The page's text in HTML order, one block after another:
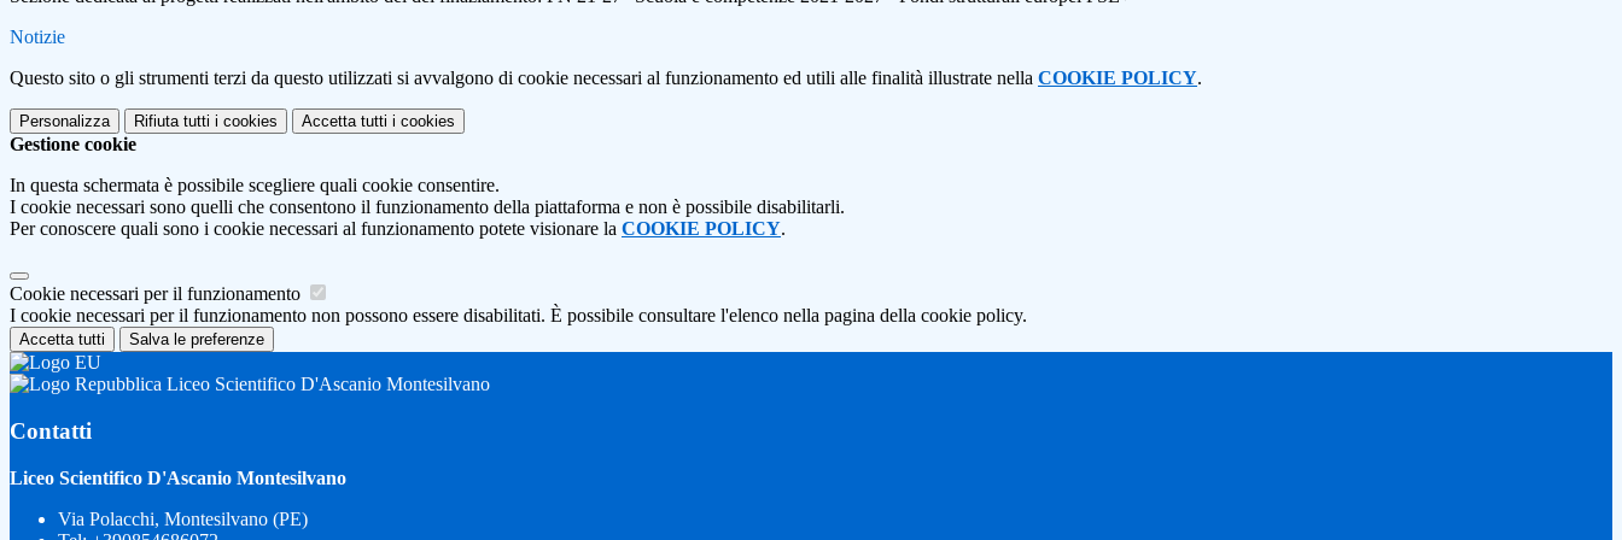
Notizie
Questo sito o gli strumenti terzi da questo utilizzati si avvalgono di cookie necessari al funzionamento ed utili alle finalità illustrate nella COOKIE POLICY.
Personalizza Rifiuta tutti i cookies Accetta tutti i cookies
Gestione cookie
In questa schermata è possibile scegliere quali cookie consentire.
I cookie necessari sono quelli che consentono il funzionamento della piattaforma e non è possibile disabilitarli.
Per conoscere quali sono i cookie necessari al funzionamento potete visionare la COOKIE POLICY.
Cookie necessari per il funzionamento
I cookie necessari per il funzionamento non possono essere disabilitati. È possibile consultare l'elenco nella pagina della cookie policy.
Accetta tutti Salva le preferenze
Liceo Scientifico D'Ascanio Montesilvano
Contatti
Liceo Scientifico D'Ascanio Montesilvano
Via Polacchi, Montesilvano (PE)